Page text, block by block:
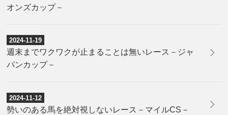
オンズカップ－
2024-11-19
週末までワクワクが止まることは無いレース－ジャ
パンカップ－
2024-11-12
勢いのある馬を絶対視しないレース－マイルCS－